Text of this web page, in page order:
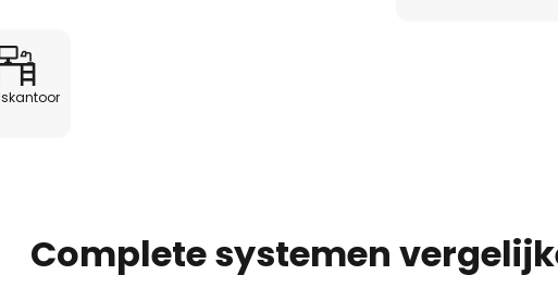
batterijen)
Complete systemen